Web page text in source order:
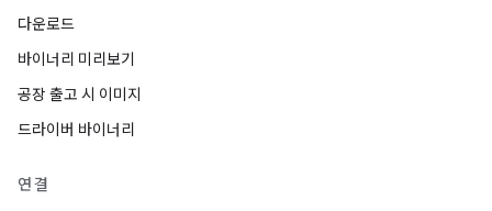
다운로드
바이너리 미리보기
공장 출고 시 이미지
드라이버 바이너리
연결